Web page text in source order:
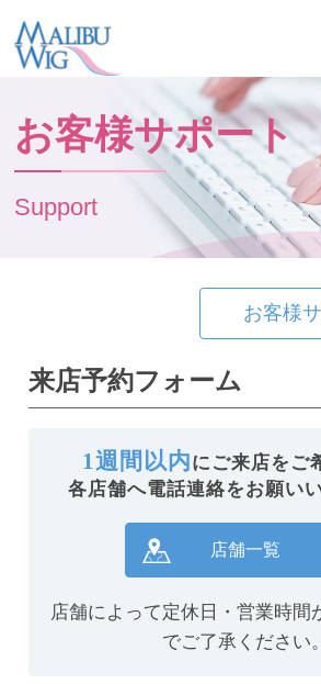
お客様サポート
Support
来店予約フォーム
お客様
1週間以内にご来店をご
各店舗へ電話連絡をお願い
店舗一覧
店舗によって定休日・営業時間
でご了承ください。